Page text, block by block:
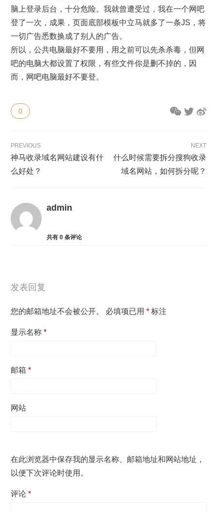
脑上登录后台，十分危险。我就曾遭受过，我在一个网吧
登了一次，成果，页面底部模板中立马就多了一条JS，将
一切广告悉数换成了别人的广告。
所以，公共电脑最好不要用，用之前可以先杀杀毒，但网
吧的电脑大都设置了权限，有些文件你是删不掉的，因
而，网吧电脑最好不要登。
0
PREVIOUS
神马收录域名网站建设有什
么好处？
NEXT
什么时候需要拆分搜狗收录
域名网站，如何拆分呢？
admin
共有0 条评论
发表回复
您的邮箱地址不会被公开。 必填项已用* 标注
显示名称*
邮箱*
网站
在此浏览器中保存我的显示名称、邮箱地址和网站地址，
以便下次评论时使用。
评论*